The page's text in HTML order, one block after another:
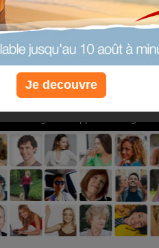
PLUS
SANTÉ
Non, je préfère le régime gratuit
Je decouvre